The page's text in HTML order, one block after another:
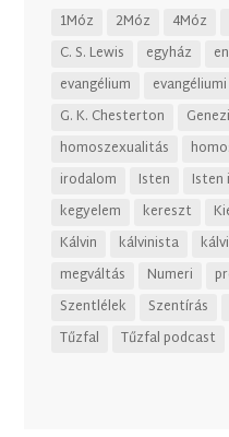
1Móz 2Móz 4Móz
C. S. Lewis
egyház
evangélium
evangéliumi
G. K. Chesterton
homoszexualitás
irodalom
Isten Isten
kegyelem
kereszt
Kálvin
kálvinista
megváltás
Numeri
Szentlélek
Szentírás
Tűzfal
Tűzfal podcast